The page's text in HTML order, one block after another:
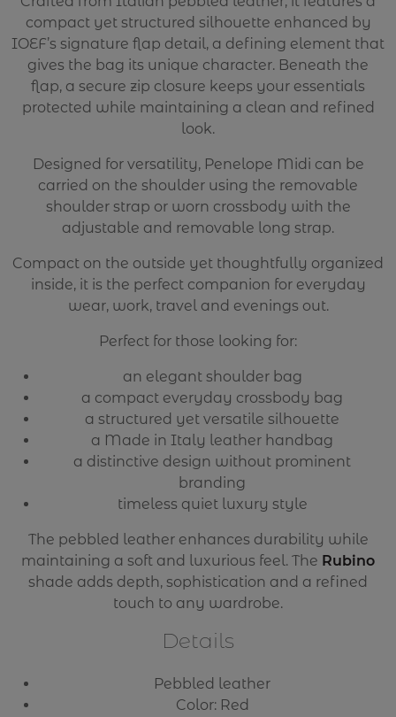
compact yet structured silhouette enhanced by
IOEF’s signature flap detail, a defining element that
gives the bag its unique character. Beneath the
flap, a secure zip closure keeps your essentials
protected while maintaining a clean and refined
look.
Designed for versatility, Penelope Midi can be
carried on the shoulder using the removable
shoulder strap or worn crossbody with the
adjustable and removable long strap.
Compact on the outside yet thoughtfully organized
inside, it is the perfect companion for everyday
wear, work, travel and evenings out.
Perfect for those looking for:
an elegant shoulder bag
a compact everyday crossbody bag
a structured yet versatile silhouette
a Made in Italy leather handbag
a distinctive design without prominent
branding
timeless quiet luxury style
The pebbled leather enhances durability while
maintaining a soft and luxurious feel. The Rubino
shade adds depth, sophistication and a refined
touch to any wardrobe.
Details
Pebbled leather
Color: Red